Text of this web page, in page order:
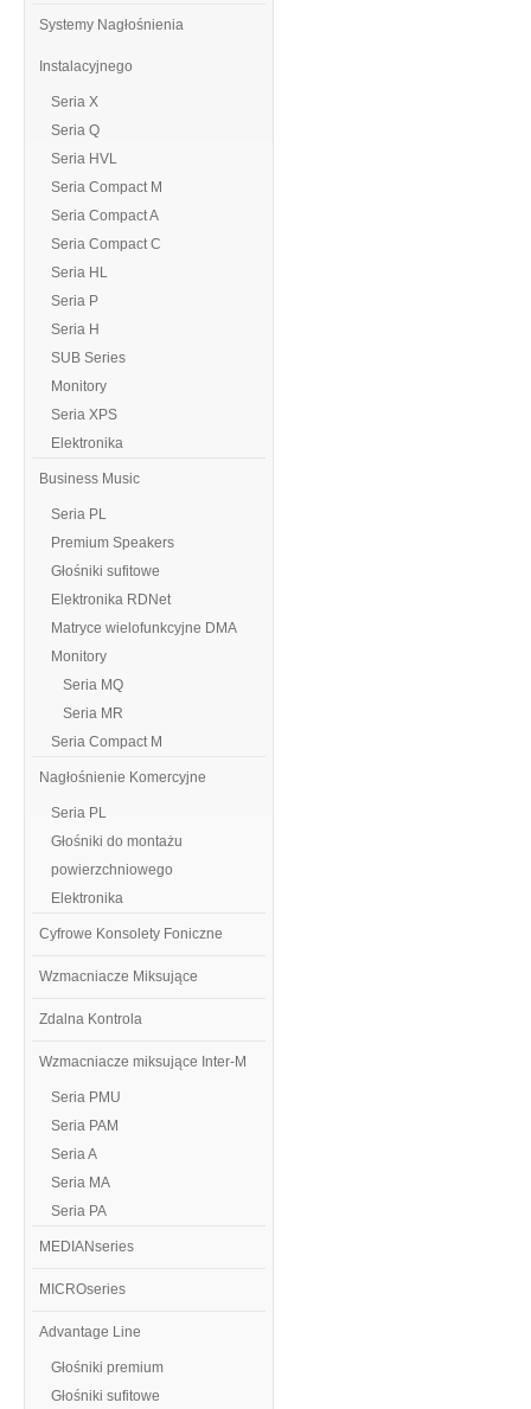
Systemy Nagłośnienia
Instalacyjnego
Seria X
Seria Q
Seria HVL
Seria Compact M
Seria Compact A
Seria Compact C
Seria HL
Seria P
Seria H
SUB Series
Monitory
Seria XPS
Elektronika
Business Music
Seria PL
Premium Speakers
Głośniki sufitowe
Elektronika RDNet
Matryce wielofunkcyjne DMA
Monitory
Seria MQ
Seria MR
Seria Compact M
Nagłośnienie Komercyjne
Seria PL
Głośniki do montażu
powierzchniowego
Elektronika
Cyfrowe Konsolety Foniczne
Wzmacniacze Miksujące
Zdalna Kontrola
Wzmacniacze miksujące Inter-M
Seria PMU
Seria PAM
Seria A
Seria MA
Seria PA
MEDIANseries
MICROseries
Advantage Line
Głośniki premium
Głośniki sufitowe